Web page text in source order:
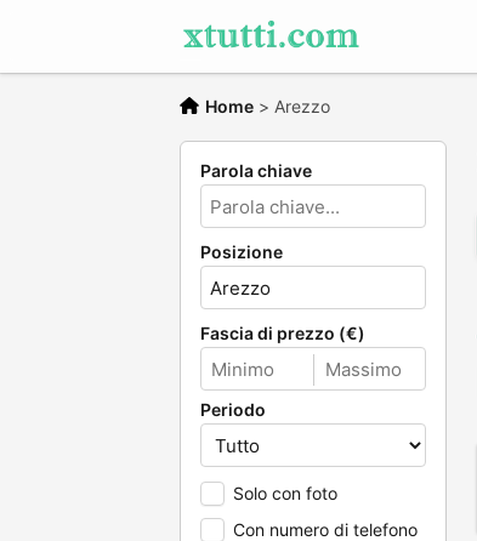
Home > Arezzo
Parola chiave
Posizione
Fascia di prezzo (€)
Periodo
Solo con foto
Con numero di telefono